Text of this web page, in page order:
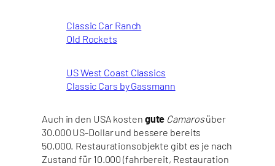
Classic Car Ranch
Old Rockets
US West Coast Classics
Classic Cars by Gassmann
Auch in den USA kosten gute Camarosüber
30.000 US-Dollar und bessere bereits
50.000. Restaurationsobjekte gibt es je nach
Zustand für 10.000 (fahrbereit, Restauration